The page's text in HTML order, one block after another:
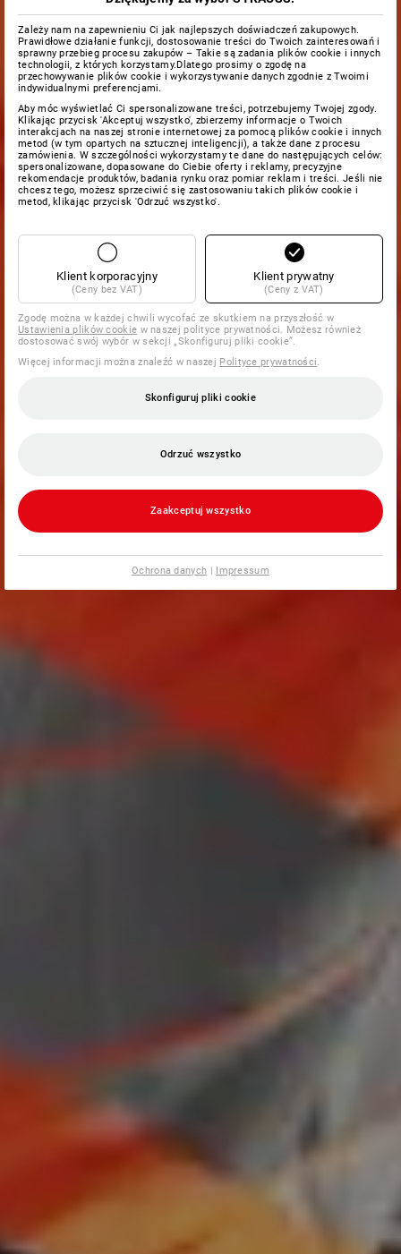
Zależy nam na zapewnieniu Ci jak najlepszych doświadczeń zakupowych.
Prawidłowe działanie funkcji, dostosowanie treści do Twoich zainteresowań i
sprawny przebieg procesu zakupów – Takie są zadania plików cookie i innych
technologii, z których korzystamy.Dlatego prosimy o zgodę na
przechowywanie plików cookie i wykorzystywanie danych zgodnie z Twoimi
indywidualnymi preferencjami.
Aby móc wyświetlać Ci spersonalizowane treści, potrzebujemy Twojej zgody.
Klikając przycisk 'Akceptuj wszystko', zbierzemy informacje o Twoich
interakcjach na naszej stronie internetowej za pomocą plików cookie i innych
metod (w tym opartych na sztucznej inteligencji), a także dane z procesu
zamówienia. W szczególności wykorzystamy te dane do następujących celów:
spersonalizowane, dopasowane do Ciebie oferty i reklamy, precyzyjne
rekomendacje produktów, badania rynku oraz pomiar reklam i treści. Jeśli nie
chcesz tego, możesz sprzeciwić się zastosowaniu takich plików cookie i
metod, klikając przycisk 'Odrzuć wszystko'.
Klient korporacyjny
(Ceny bez VAT)
Klient prywatny
(Ceny z VAT)
Zgodę można w każdej chwili wycofać ze skutkiem na przyszłość w
Ustawienia plików cookie w naszej polityce prywatności. Możesz również
dostosować swój wybór w sekcji „Skonfiguruj pliki cookie”.
Więcej informacji można znaleźć w naszej Polityce prywatności.
Skonfiguruj pliki cookie
Odrzuć wszystko
Zaakceptuj wszystko
Ochrona danych | Impressum